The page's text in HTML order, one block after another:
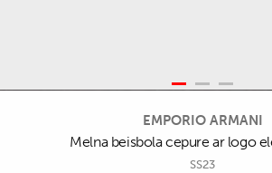
EMPORIO ARMANI
Melna beisbola cepure ar logo
SS23